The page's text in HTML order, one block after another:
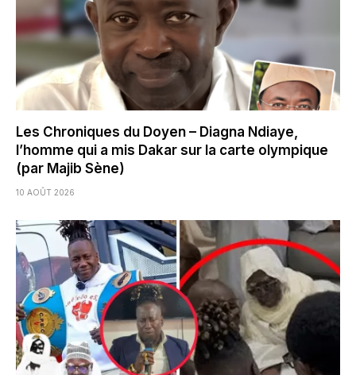
Les Chroniques du Doyen – Diagna Ndiaye,
l’homme qui a mis Dakar sur la carte olympique
(par Majib Sène)
10 AOÛT 2026